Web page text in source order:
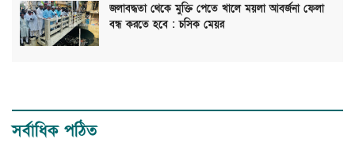
জলাবদ্ধতা থেকে মুক্তি পেতে খালে ময়লা আবর্জনা ফেলা
বন্ধ করতে হবে : চসিক মেয়র
সর্বাধিক পঠিত